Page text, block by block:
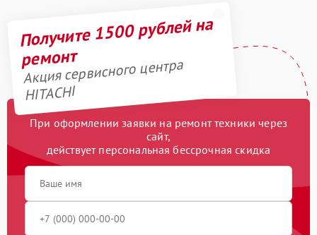
Получите 1500 рублей на
ремонт
Акция сервисного центра
HITACHI
При оформлении заявки на ремонт техники через
сайт,
действует персональная бессрочная скидка